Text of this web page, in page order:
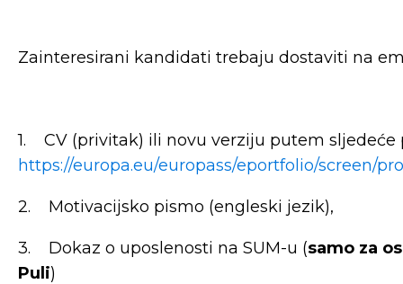
Zainteresirani kandidati trebaju dostaviti na
1. CV (privitak) ili novu verziju putem sljedeće
https://europa.eu/europass/eportfolio/screen/
2. Motivacijsko pismo (engleski jezik),
3. Dokaz o uposlenosti na SUM-u (samo za
Puli)